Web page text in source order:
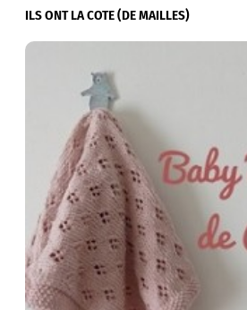
ILS ONT LA COTE (DE MAILLES)